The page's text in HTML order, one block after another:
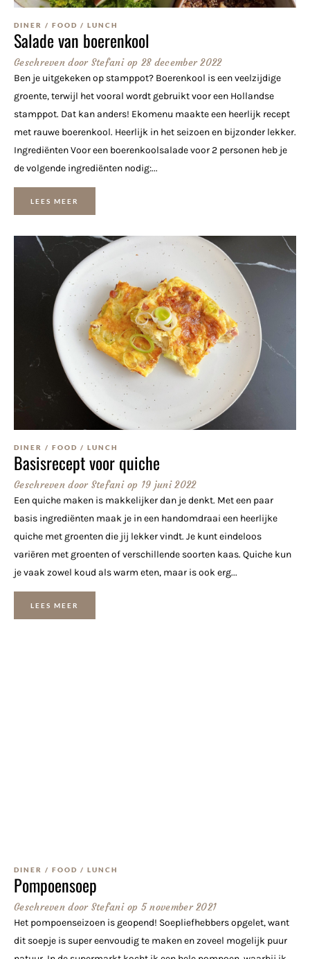
DINER / FOOD / LUNCH
Salade van boerenkool
Geschreven doorStefani op 28 december 2022
Ben je uitgekeken op stamppot? Boerenkool is een veelzijdige
groente, terwijl het vooral wordt gebruikt voor een Hollandse
stamppot. Dat kan anders! Ekomenu maakte een heerlijk recept
met rauwe boerenkool. Heerlijk in het seizoen en bijzonder lekker.
Ingrediënten Voor een boerenkoolsalade voor 2 personen heb je
de volgende ingrediënten nodig:...
LEES MEER
DINER / FOOD / LUNCH
Basisrecept voor quiche
Geschreven doorStefani op 19 juni 2022
Een quiche maken is makkelijker dan je denkt. Met een paar
basis ingrediënten maak je in een handomdraai een heerlijke
quiche met groenten die jij lekker vindt. Je kunt eindeloos
variëren met groenten of verschillende soorten kaas. Quiche kun
je vaak zowel koud als warm eten, maar is ook erg...
LEES MEER
DINER / FOOD / LUNCH
Pompoensoep
Geschreven doorStefani op 5 november 2021
Het pompoenseizoen is geopend! Soepliefhebbers opgelet, want
dit soepje is super eenvoudig te maken en zoveel mogelijk puur